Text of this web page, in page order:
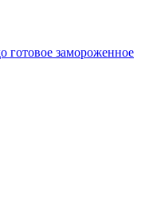
замороженное